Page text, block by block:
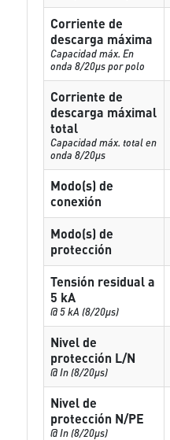
Corriente de
descarga máxima
Capacidad máx. En
onda 8/20µs por polo
Corriente de
descarga máximal
total
Capacidad máx. total en
onda 8/20µs
Modo(s) de
conexión
Modo(s) de
protección
Tensión residual a
5 kA
@ 5 kA (8/20µs)
Nivel de
protección L/N
@ In (8/20µs)
Nivel de
protección N/PE
@ In (8/20µs)